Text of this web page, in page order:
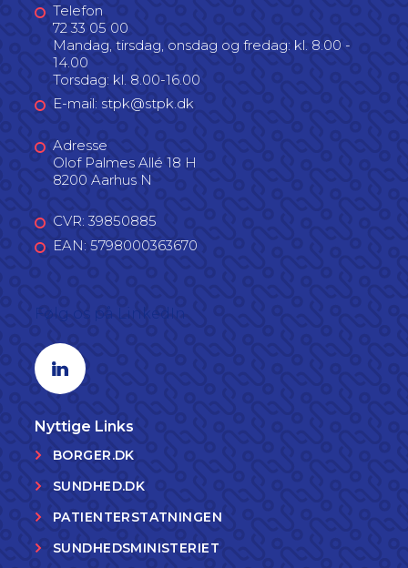
Telefon
72 33 05 00
Mandag, tirsdag, onsdag og fredag: kl. 8.00 -
14.00
Torsdag: kl. 8.00-16.00
E-mail: stpk@stpk.dk
Adresse
Olof Palmes Allé 18 H
8200 Aarhus N
CVR: 39850885
EAN: 5798000363670
Linkedin profil
Nyttige Links
BORGER.DK
SUNDHED.DK
PATIENTERSTATNINGEN
SUNDHEDSMINISTERIET